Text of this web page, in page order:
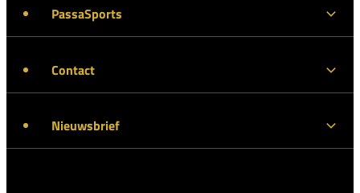
PassaSports
Contact
Nieuwsbrief